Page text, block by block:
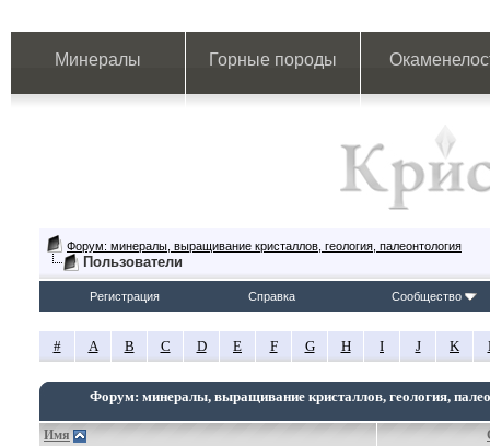
Минералы Горные породы
Форум: минералы, выращивание кристаллов, геология, палеонтология
Пользователи
Регистрация Справка Сообщество
# A B C D E F G H I J K
Форум: минералы, выращивание кристаллов, геология,
Имя